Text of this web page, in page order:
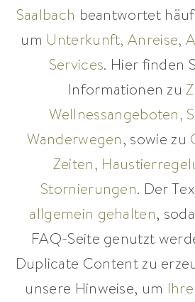
Saalbach beantwortet
um Unterkunft, Anreise,
Services. Hier finden
Informationen zu
Wellnessangeboten,
Wanderwegen, sowie zu
Zeiten,
Stornierungen. Der
allgemein gehalten,
FAQ-Seite genutzt
Duplicate Content zu
unsere Hinweise, um